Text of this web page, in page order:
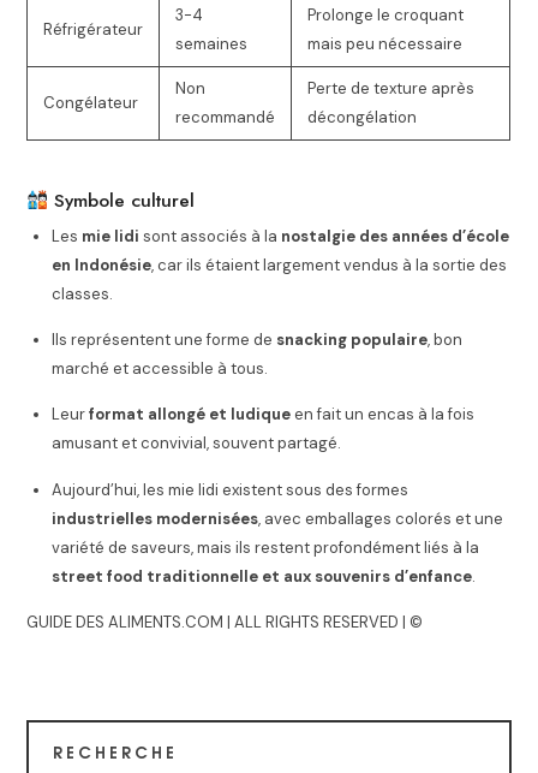
Réfrigérateur
3-4
semaines
Prolonge le croquant
mais peu nécessaire
Congélateur
Non
recommandé
Perte de texture après
décongélation
Symbole culturel
Les mie lidi sont associés à la nostalgie des années d’école
en Indonésie, car ils étaient largement vendus à la sortie des
classes.
Ils représentent une forme de snacking populaire, bon
marché et accessible à tous.
Leurformat allongé et ludiqueen fait un encas à la fois
amusant et convivial, souvent partagé.
Aujourd’hui, les mie lidi existent sous des formes
industrielles modernisées, avec emballages colorés et une
variété de saveurs, mais ils restent profondément liés à la
street food traditionnelle et aux souvenirs d’enfance.
GUIDE DES ALIMENTS.COM | ALL RIGHTS RESERVED | ©
RECHERCHE